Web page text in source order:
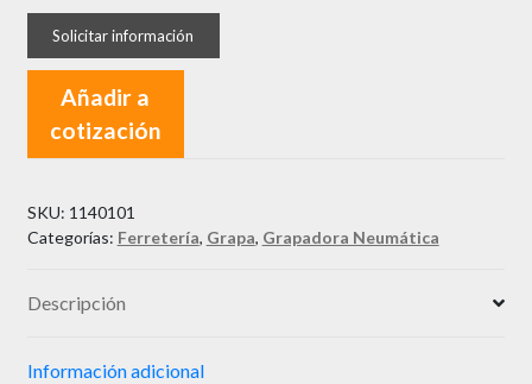
Añadir a
cotización
SKU: 1140101
Categorías: Ferretería, Grapa, Grapadora Neumática
Descripción
Información adicional